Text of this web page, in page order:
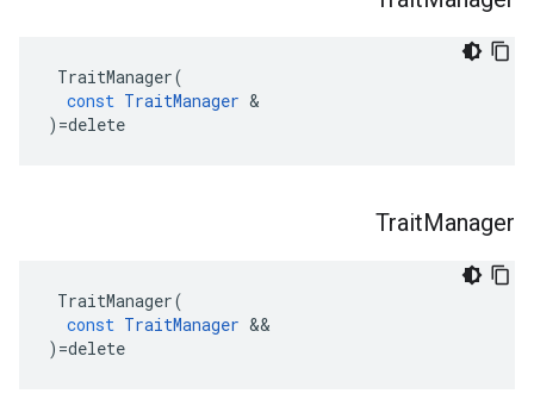
TraitManager(
const TraitManager &
) =delete
TraitManager
TraitManager(
const TraitManager &&
) =delete